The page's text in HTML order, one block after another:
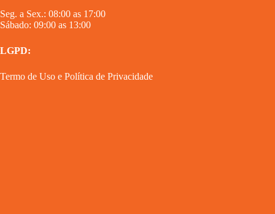
Seg. a Sex.: 08:00 as 17:00
Sábado: 09:00 as 13:00
LGPD:
Termo de Uso e Política de Privacidade